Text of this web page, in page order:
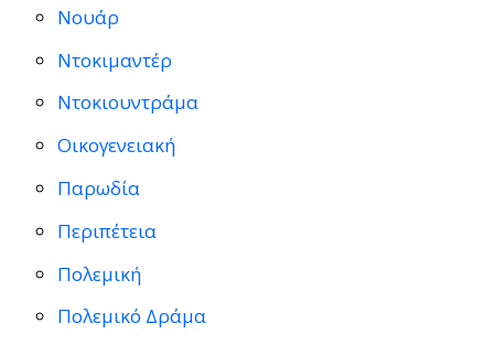
Νουάρ
Ντοκιμαντέρ
Ντοκιουντράμα
Οικογενειακή
Παρωδία
Περιπέτεια
Πολεμική
Πολεμικό Δράμα